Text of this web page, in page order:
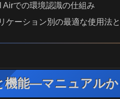
Airでの環境認識の仕組み
ケーション別の最適な使用法
機能—マニュアル